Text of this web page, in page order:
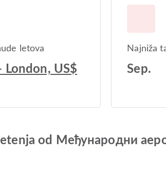
letova
London, US$
Najniža
Sep.
od Међународни